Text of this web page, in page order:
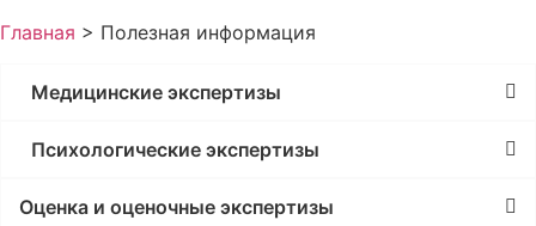
Главная > Полезная информация
Медицинские экспертизы
Психологические экспертизы
Оценка и оценочные экспертизы